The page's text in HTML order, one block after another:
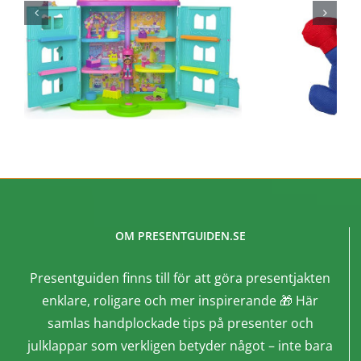
OM PRESENTGUIDEN.SE
Presentguiden finns till för att göra presentjakten
enklare, roligare och mer inspirerande 🎁 Här
samlas handplockade tips på presenter och
julklappar som verkligen betyder något – inte bara